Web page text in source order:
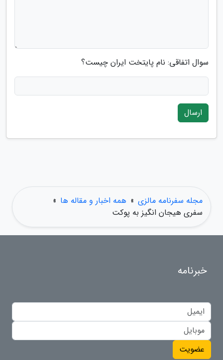
سوال اتفاقی: نام پایتخت ایران چیست؟
ارسال
مجله سفرنامه مالزی » همه اخبار و مقاله ها »
سفری هیجان انگیز به پوکت
خبرنامه
عضویت